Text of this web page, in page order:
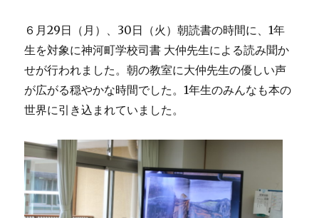
６月29日（月）、30日（火）朝読書の時間に、1年
生を対象に神河町学校司書 大仲先生による読み聞か
せが行われました。朝の教室に大仲先生の優しい声
が広がる穏やかな時間でした。1年生のみんなも本の
世界に引き込まれていました。